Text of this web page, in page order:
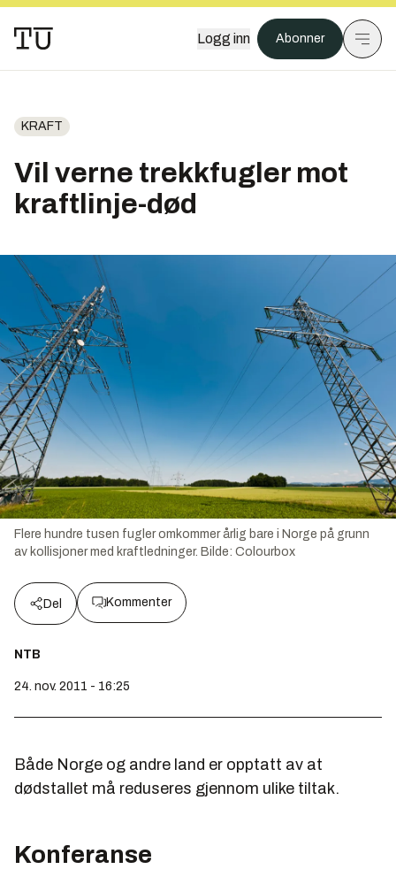
Logg inn Abonner
KRAFT
Vil verne trekkfugler mot
kraftlinje-død
Flere hundre tusen fugler omkommer årlig bare i Norge på grunn
av kollisjoner med kraftledninger. Bilde: Colourbox
Del Kommenter
NTB
24. nov. 2011 - 16:25
Både Norge og andre land er opptatt av at
dødstallet må reduseres gjennom ulike tiltak.
Konferanse